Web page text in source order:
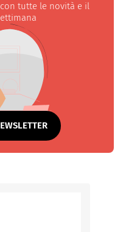
tutte le novità e il